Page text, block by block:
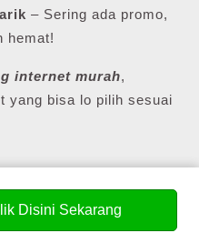
– Sering ada promo,
hemat!
internet murah,
yang bisa lo pilih sesuai
WiFi Murah
Disini Sekarang